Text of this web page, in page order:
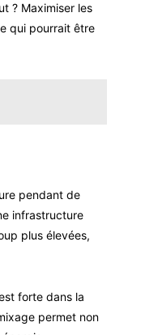
? Maximiser les
qui pourrait être
pendant de
infrastructure
plus élevées,
forte dans la
permet non